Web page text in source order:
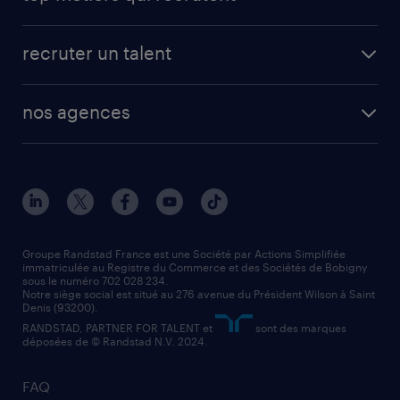
créer un compte candidat
app talent / portail web
manutentionnaire
assistant administratif
comptable
recruter un talent
solutions opérationnelles
contact entreprise
faq intérim / recrutement
nos agences
nos agences par ville
nos agences par région
nos cabinets de recrutement
FAQ
Groupe Randstad France est une Société par Actions Simplifiée
immatriculée au Registre du Commerce et des Sociétés de Bobigny
sous le numéro 702 028 234.
Notre siège social est situé au 276 avenue du Président Wilson à Saint
Denis (93200).
RANDSTAD, PARTNER FOR TALENT et
sont des marques
déposées de © Randstad N.V. 2024.